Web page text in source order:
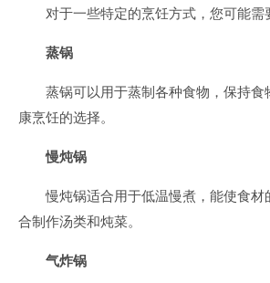
对于一些特定的烹饪方式，您可能需
蒸锅
蒸锅可以用于蒸制各种食物，保持食
康烹饪的选择。
慢炖锅
慢炖锅适合用于低温慢煮，能使食
合制作汤类和炖菜。
气炸锅